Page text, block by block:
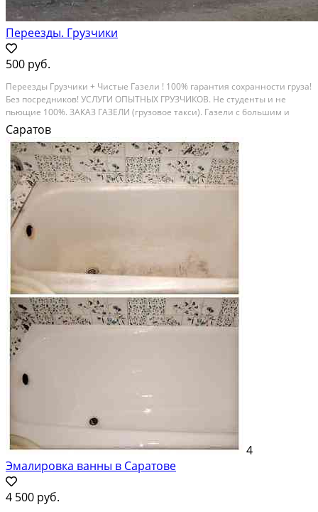
Переезды. Грузчики
500 руб.
Переезды Грузчики + Чистые Газели ! 100% гарантия сохранности груза!
Без посредников! УСЛУГИ ОПЫТНЫХ ГРУЗЧИКОВ. Не студенты и не
пьющие 100%. ЗАКАЗ ГАЗЕЛИ (грузовое такси). Газели с большим и
чистым кузовом, одним рейсом перевозим 3-х ком. квартиры.
Грузоперевозки до 2 тонн, длина кузова - 4,...
Саратов
4
Эмалировка ванны в Саратове
4 500 руб.